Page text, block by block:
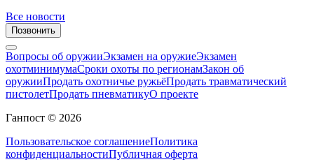
Все новости
Позвонить
Вопросы об оружииЭкзамен на оружиеЭкзамен
охотминимумаСроки охоты по регионамЗакон об
оружииПродать охотничье ружьёПродать травматический
пистолетПродать пневматикуО проекте
Ганпост © 2026
Пользовательское соглашениеПолитика
конфиденциальностиПубличная оферта